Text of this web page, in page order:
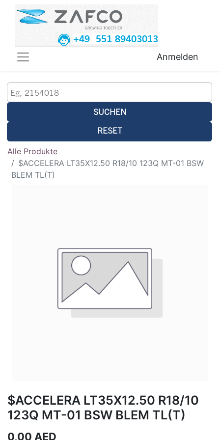
+49 551 89403013
Anmelden
SUCHEN
RESET
Alle Produkte
$ACCELERA LT35X12.50 R18/10 123Q MT-01 BSW
BLEM TL(T)
$ACCELERA LT35X12.50 R18/10
123Q MT-01 BSW BLEM TL(T)
0,00 AED